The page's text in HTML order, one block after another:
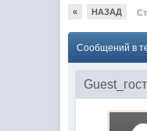
« НАЗАД
Сообщений в